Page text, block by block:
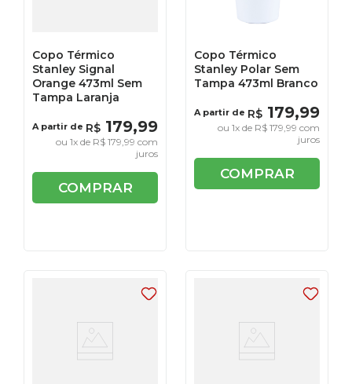
Copo Térmico
Stanley Signal
Orange 473ml Sem
Tampa Laranja
A partir de R$ 179,99
ou1x de R$ 179,99 com
juros
COMPRAR
Copo Térmico
Stanley Polar Sem
Tampa 473ml Branco
A partir de R$ 179,99
ou1x de R$ 179,99 com
juros
COMPRAR